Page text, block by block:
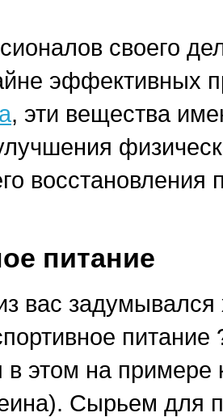
своего
эффективных
, эти вещества
восстановления
питание
вас
в этом на примере
Сырьем для